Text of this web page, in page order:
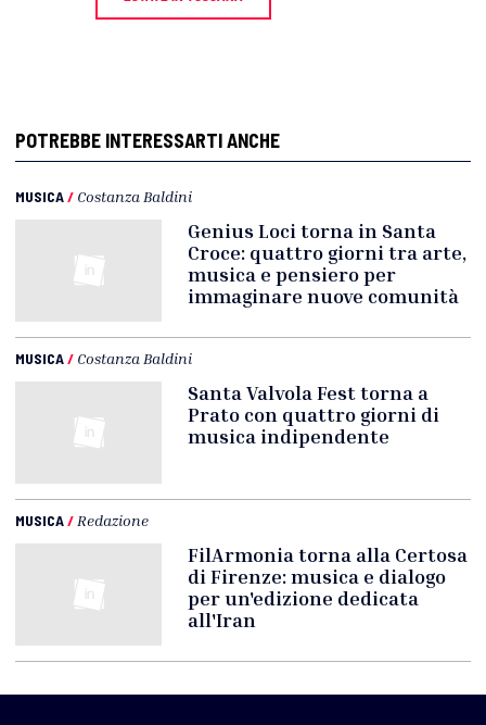
POTREBBE INTERESSARTI ANCHE
MUSICA/ Costanza Baldini
Genius Loci torna in Santa
Croce: quattro giorni tra arte,
musica e pensiero per
immaginare nuove comunità
MUSICA/ Costanza Baldini
Santa Valvola Fest torna a
Prato con quattro giorni di
musica indipendente
MUSICA/ Redazione
FilArmonia torna alla Certosa
di Firenze: musica e dialogo
per un'edizione dedicata
all'Iran